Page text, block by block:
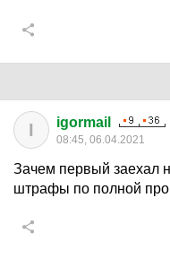
I igormail
08:45, 06.04.2021
Зачем первый заехал
штрафы по полной